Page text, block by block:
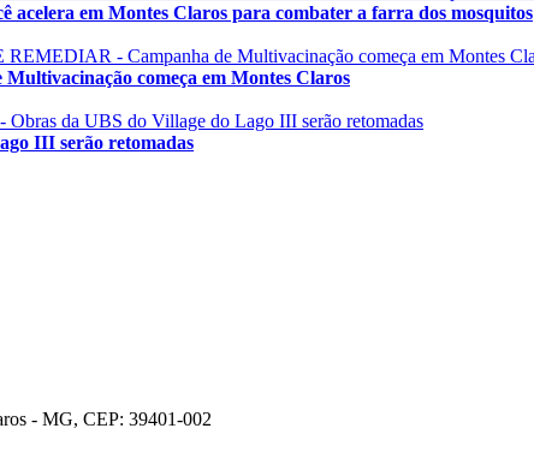
em Montes Claros para combater a farra dos mosquitos
começa em Montes Claros
III serão retomadas
- MG, CEP: 39401-002